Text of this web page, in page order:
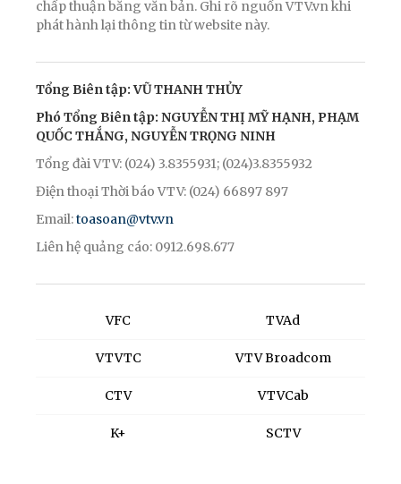
chấp thuận bằng văn bản. Ghi rõ nguồn VTV.vn khi
phát hành lại thông tin từ website này.
Tổng Biên tập: VŨ THANH THỦY
Phó Tổng Biên tập: NGUYỄN THỊ MỸ HẠNH, PHẠM
QUỐC THẮNG, NGUYỄN TRỌNG NINH
Tổng đài VTV: (024) 3.8355931; (024)3.8355932
Điện thoại Thời báo VTV: (024) 66897 897
Email:toasoan@vtv.vn
Liên hệ quảng cáo: 0912.698.677
VFC
VTVTC
CTV
K+
TVAd
VTV Broadcom
VTVCab
SCTV